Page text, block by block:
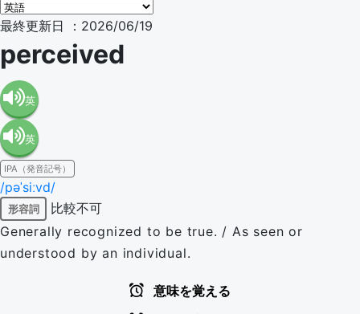
最終更新日 ：2026/06/19
perceived
英
語（米
国）
(en-US)
英
語（イ
ギリ
IPA（発音記号）
/pəˈsiːvd/
形容詞
比較不可
Generally recognized to be true. / As seen or
understood by an individual.
意味を覚える